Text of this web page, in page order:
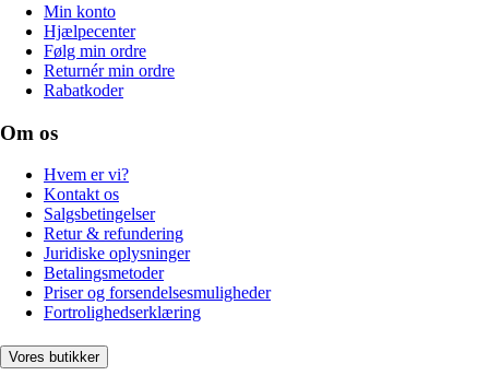
Min konto
Hjælpecenter
Følg min ordre
Returnér min ordre
Rabatkoder
Om os
Hvem er vi?
Kontakt os
Salgsbetingelser
Retur & refundering
Juridiske oplysninger
Betalingsmetoder
Priser og forsendelsesmuligheder
Fortrolighedserklæring
Vores butikker